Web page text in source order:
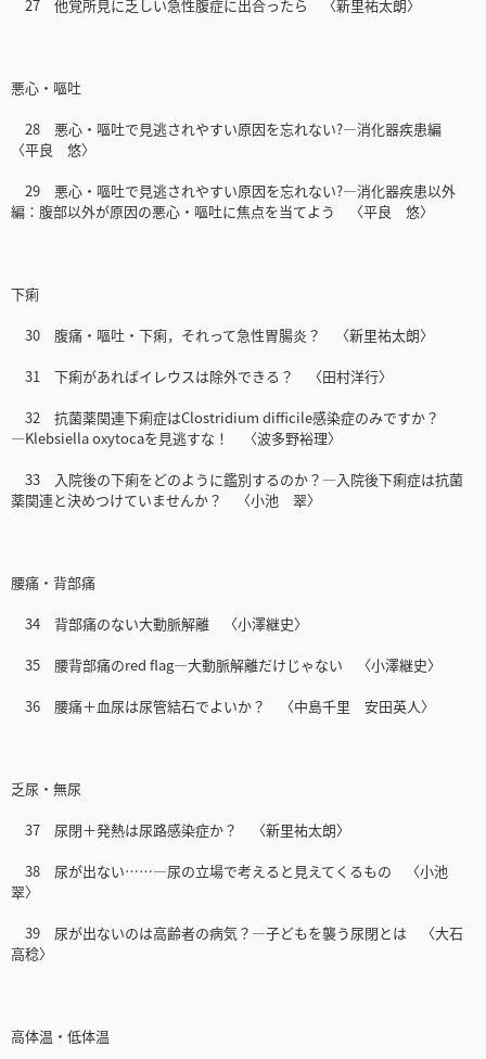
27 他覚所見に乏しい急性腹症に出合ったら 〈新里祐太朗〉
悪心・嘔吐
28 悪心・嘔吐で見逃されやすい原因を忘れない?―消化器疾患編
〈平良 悠〉
29 悪心・嘔吐で見逃されやすい原因を忘れない?―消化器疾患以外
編：腹部以外が原因の悪心・嘔吐に焦点を当てよう 〈平良 悠〉
下痢
30 腹痛・嘔吐・下痢，それって急性胃腸炎？ 〈新里祐太朗〉
31 下痢があればイレウスは除外できる？ 〈田村洋行〉
32 抗菌薬関連下痢症はClostridium difficile感染症のみですか？
―Klebsiella oxytocaを見逃すな！ 〈波多野裕理〉
33 入院後の下痢をどのように鑑別するのか？―入院後下痢症は抗菌
薬関連と決めつけていませんか？ 〈小池 翠〉
腰痛・背部痛
34 背部痛のない大動脈解離 〈小澤継史〉
35 腰背部痛のred flag―大動脈解離だけじゃない 〈小澤継史〉
36 腰痛＋血尿は尿管結石でよいか？ 〈中島千里 安田英人〉
乏尿・無尿
37 尿閉＋発熱は尿路感染症か？ 〈新里祐太朗〉
38 尿が出ない……―尿の立場で考えると見えてくるもの 〈小池
翠〉
39 尿が出ないのは高齢者の病気？―子どもを襲う尿閉とは 〈大石
高稔〉
高体温・低体温